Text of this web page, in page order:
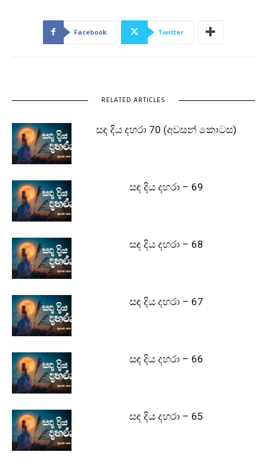
Facebook Twitter
RELATED ARTICLES
සඳ දිය දහරා 70 (අවසන් කොටස)
සඳ දිය දහරා – 69
සඳ දිය දහරා – 68
සඳ දිය දහරා – 67
සඳ දිය දහරා – 66
සඳ දිය දහරා – 65